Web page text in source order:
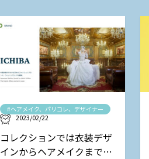
#ヘアメイク、パリコレ、デザイナー
2023/02/22
コレクションでは衣装デザ
インからヘアメイクまで担